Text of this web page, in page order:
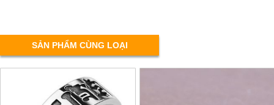
SẢN PHẨM CÙNG LOẠI